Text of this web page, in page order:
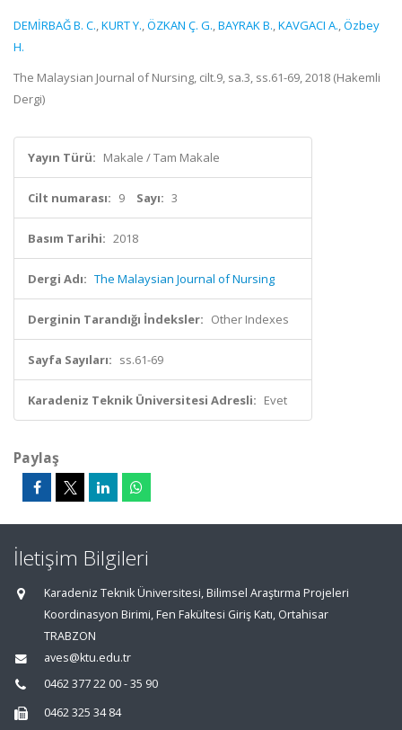
DEMİRBAĞ B. C.,KURT Y.,ÖZKAN Ç. G.,BAYRAK B.,KAVGACI A.,Özbey
H.
The Malaysian Journal of Nursing, cilt.9, sa.3, ss.61-69, 2018 (Hakemli
Dergi)
Yayın Türü: Makale / Tam Makale
Cilt numarası: 9 Sayı: 3
Basım Tarihi: 2018
Dergi Adı: The Malaysian Journal of Nursing
Derginin Tarandığı İndeksler: Other Indexes
Sayfa Sayıları: ss.61-69
Karadeniz Teknik Üniversitesi Adresli: Evet
Paylaş
İletişim Bilgileri
Karadeniz Teknik Üniversitesi, Bilimsel Araştırma Projeleri
Koordinasyon Birimi, Fen Fakültesi Giriş Katı, Ortahisar
TRABZON
aves@ktu.edu.tr
0462 377 22 00 - 35 90
0462 325 34 84